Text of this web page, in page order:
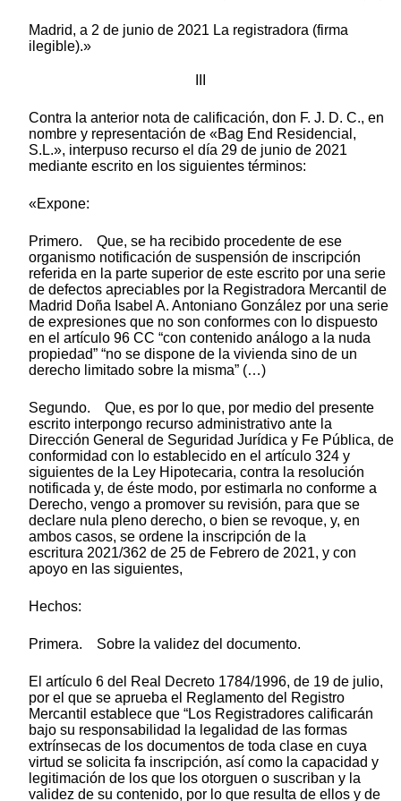
Madrid, a 2 de junio de 2021 La registradora (firma
ilegible).»
Contra la anterior nota de calificación, don F. J. D. C., en
nombre y representación de «Bag End Residencial,
S.L.», interpuso recurso el día 29 de junio de 2021
mediante escrito en los siguientes términos:
«Expone:
Primero. Que, se ha recibido procedente de ese
organismo notificación de suspensión de inscripción
referida en la parte superior de este escrito por una serie
de defectos apreciables por la Registradora Mercantil de
Madrid Doña Isabel A. Antoniano González por una serie
de expresiones que no son conformes con lo dispuesto
en el artículo 96 CC “con contenido análogo a la nuda
propiedad” “no se dispone de la vivienda sino de un
derecho limitado sobre la misma” (…)
Segundo. Que, es por lo que, por medio del presente
escrito interpongo recurso administrativo ante la
Dirección General de Seguridad Jurídica y Fe Pública, de
conformidad con lo establecido en el artículo 324 y
siguientes de la Ley Hipotecaria, contra la resolución
notificada y, de éste modo, por estimarla no conforme a
Derecho, vengo a promover su revisión, para que se
declare nula pleno derecho, o bien se revoque, y, en
ambos casos, se ordene la inscripción de la
escritura 2021/362 de 25 de Febrero de 2021, y con
apoyo en las siguientes,
Hechos:
Primera. Sobre la validez del documento.
El artículo 6 del Real Decreto 1784/1996, de 19 de julio,
por el que se aprueba el Reglamento del Registro
Mercantil establece que “Los Registradores calificarán
bajo su responsabilidad la legalidad de las formas
extrínsecas de los documentos de toda clase en cuya
virtud se solicita fa inscripción, así como la capacidad y
legitimación de los que los otorguen o suscriban y la
validez de su contenido, por lo que resulta de ellos y de